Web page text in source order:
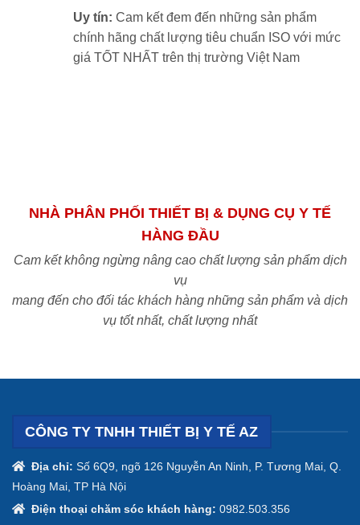
Uy tín: Cam kết đem đến những sản phẩm
chính hãng chất lượng tiêu chuẩn ISO với mức
giá TỐT NHẤT trên thị trường Việt Nam
NHÀ PHÂN PHỐI THIẾT BỊ & DỤNG CỤ Y TẾ
HÀNG ĐẦU
Cam kết không ngừng nâng cao chất lượng sản phẩm dịch
vụ
mang đến cho đối tác khách hàng những sản phẩm và dịch
vụ tốt nhất, chất lượng nhất
CÔNG TY TNHH THIẾT BỊ Y TẾ AZ
Địa chỉ: Số 6Q9, ngõ 126 Nguyễn An Ninh, P. Tương Mai, Q.
Hoàng Mai, TP Hà Nội
Điện thoại chăm sóc khách hàng: 0982.503.356